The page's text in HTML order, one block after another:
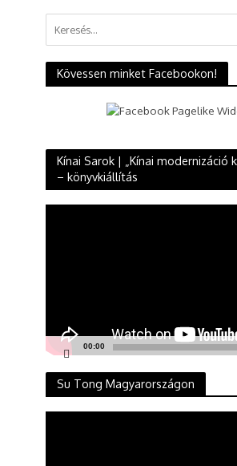
Kövessen minket Facebookon!
Kínai Sarok | „Kínai modernizáció
– könyvkiállítás
00:00
Su Tong Magyarországon